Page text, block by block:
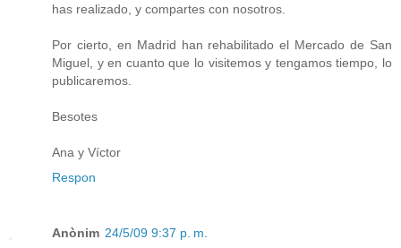
has realizado, y compartes con nosotros.
Por cierto, en Madrid han rehabilitado el Mercado de San
Miguel, y en cuanto que lo visitemos y tengamos tiempo, lo
publicaremos.
Besotes
Ana y Víctor
Respon
Anònim 24/5/09 9:37 p. m.